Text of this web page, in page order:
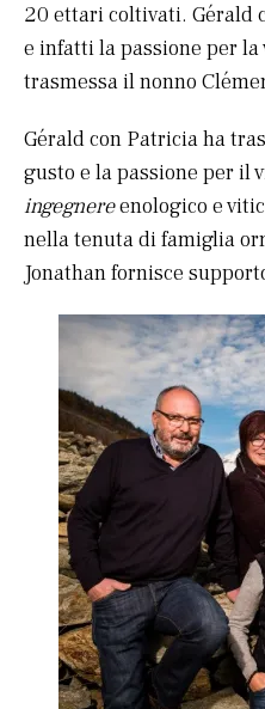
20 ettari coltivati. Gérald
e infatti la passione per la
trasmessa il nonno
Gérald con Patricia ha
gusto e la passione per il
ingegnereenologico e
nella tenuta di famiglia
Jonathan fornisce